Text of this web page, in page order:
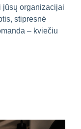
jūsų organizacijai
stipresnė
– kviečiu